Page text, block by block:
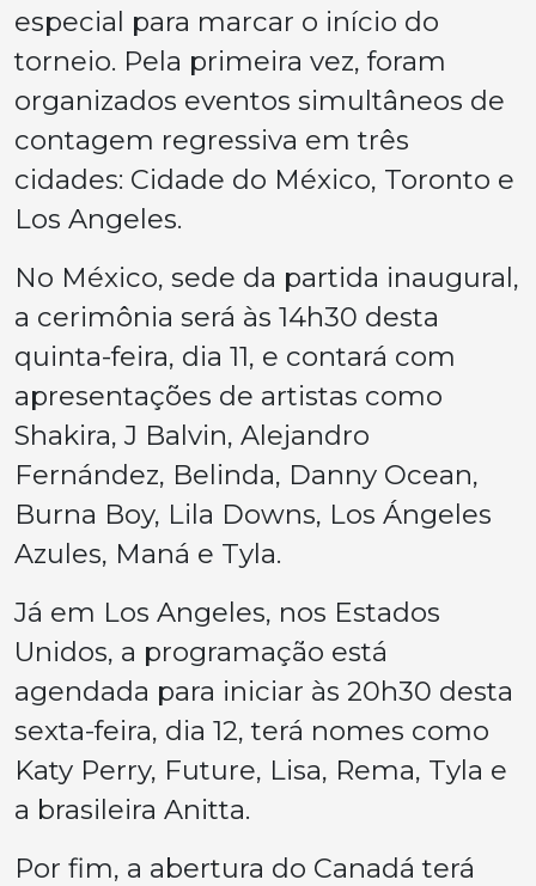
especial para marcar o início do
torneio. Pela primeira vez, foram
organizados eventos simultâneos de
contagem regressiva em três
cidades: Cidade do México, Toronto e
Los Angeles.
No México, sede da partida inaugural,
a cerimônia será às 14h30 desta
quinta-feira, dia 11, e contará com
apresentações de artistas como
Shakira, J Balvin, Alejandro
Fernández, Belinda, Danny Ocean,
Burna Boy, Lila Downs, Los Ángeles
Azules, Maná e Tyla.
Já em Los Angeles, nos Estados
Unidos, a programação está
agendada para iniciar às 20h30 desta
sexta-feira, dia 12, terá nomes como
Katy Perry, Future, Lisa, Rema, Tyla e
a brasileira Anitta.
Por fim, a abertura do Canadá terá